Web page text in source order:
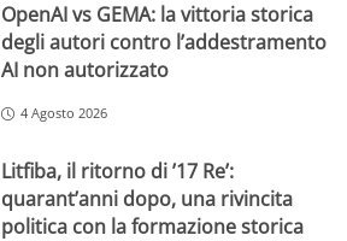
OpenAI vs GEMA: la vittoria storica
degli autori contro l’addestramento
AI non autorizzato
4 Agosto 2026
Litfiba, il ritorno di ’17 Re’:
quarant’anni dopo, una rivincita
politica con la formazione storica